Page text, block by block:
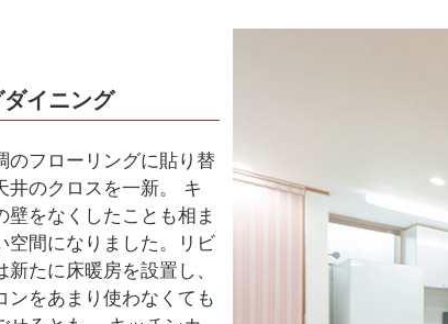
ダイニング
のフローリングに貼り替
井のクロスを一新。 キ
壁をなくしたことも相ま
空間になりました。リビ
新たに床暖房を設置し、
ンをあまり使わなくても